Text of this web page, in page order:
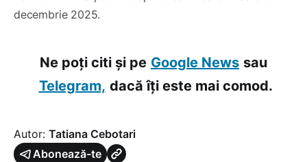
decembrie 2025.
Ne poți citi și pe Google News sau
Telegram, dacă îți este mai comod.
Autor: Tatiana Cebotari
Abonează-te